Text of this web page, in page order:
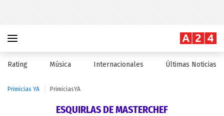
Rating Música Internacionales Últimas Noticias
Primicias YA PrimiciasYA
ESQUIRLAS DE MASTERCHEF